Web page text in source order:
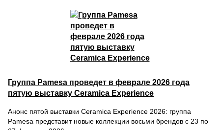
Группа Pamesa проведет в феврале 2026 года
пятую выставку Ceramica Experience
Анонс пятой выставки Ceramica Experience 2026: группа
Pamesa представит новые коллекции восьми брендов с 23 по